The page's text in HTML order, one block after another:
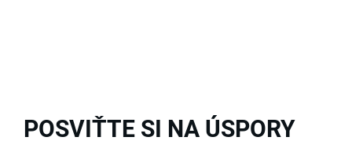
POSVIŤTE SI NA ÚSPORY